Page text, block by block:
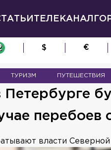
ТЕЛЕКАНАЛ
$ €
ТУРИЗМ ПУТЕШЕСТВИЯ
Петербурге
перебоев
власти